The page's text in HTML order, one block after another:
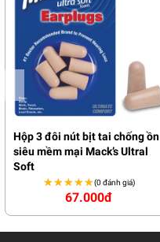
Hộp 3 đôi nút bịt tai chống ồn
siêu mềm mại Mack’s Ultral
Soft
★★★★★
★★★★★(0 đánh giá)
67.000đ